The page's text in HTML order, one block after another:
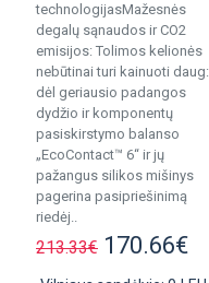
technologijasMažesnės
degalų sąnaudos ir CO2
emisijos: Tolimos kelionės
nebūtinai turi kainuoti daug:
dėl geriausio padangos
dydžio ir komponentų
pasiskirstymo balanso
„EcoContact™ 6“ ir jų
pažangus silikos mišinys
pagerina pasipriešinimą
riedėj..
213.33€ 170.66€